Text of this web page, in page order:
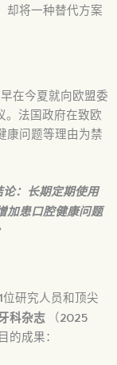
却将一种替代方案
在今夏就向欧盟委
。法国政府在致欧
康问题等理由为禁
：长期定期使用
加患口腔健康问题
位研究人员和顶尖
科杂志 （2025
的成果：